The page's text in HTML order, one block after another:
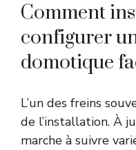
Comment
configurer
domotique
L’un des freins
de l’installation. À
marche à suivre